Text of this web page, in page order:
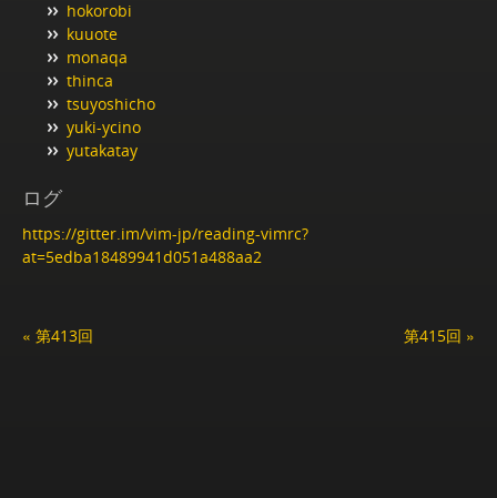
hokorobi
kuuote
monaqa
thinca
tsuyoshicho
yuki-ycino
yutakatay
ログ
https://gitter.im/vim-jp/reading-vimrc?
at=5edba18489941d051a488aa2
« 第413回 第415回 »